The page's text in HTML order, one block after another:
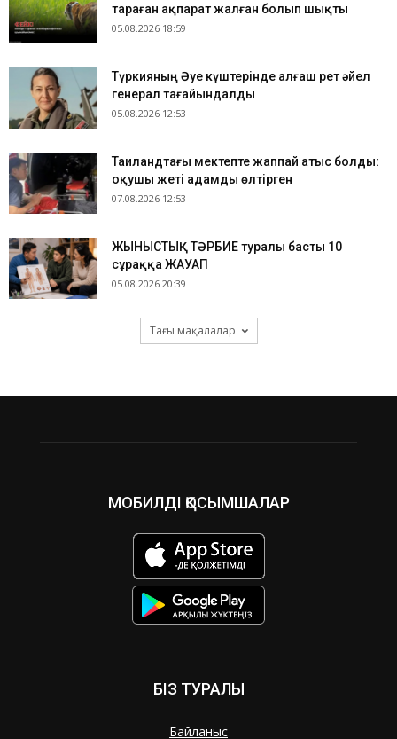
тараған ақпарат жалған болып шықты
05.08.2026 18:59
Түркияның Әуе күштерінде алғаш рет әйел
генерал тағайындалды
05.08.2026 12:53
Таиландтағы мектепте жаппай атыс болды:
оқушы жеті адамды өлтірген
07.08.2026 12:53
ЖЫНЫСТЫҚ ТӘРБИЕ туралы басты 10
сұраққа ЖАУАП
05.08.2026 20:39
Тағы мақалалар
МОБИЛДІ ҚОСЫМШАЛАР
БІЗ ТУРАЛЫ
Байланыс